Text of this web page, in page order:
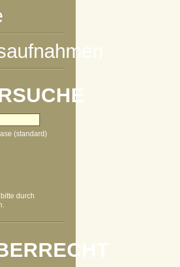
(standard)
durch